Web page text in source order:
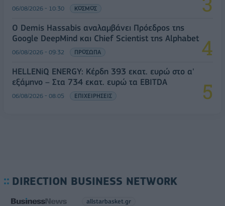
06/08/2026 - 10:30 ΚΟΣΜΟΣ
Ο Demis Hassabis αναλαμβάνει Πρόεδρος της
Google DeepMind και Chief Scientist της Alphabet
06/08/2026 - 09:32 ΠΡΟΣΩΠΑ
HELLENiQ ENERGY: Κέρδη 393 εκατ. ευρώ στο α'
εξάμηνο – Στα 734 εκατ. ευρώ τα EBITDA
06/08/2026 - 08:05 ΕΠΙΧΕΙΡΗΣΕΙΣ
DIRECTION BUSINESS NETWORK
allstarbasket.gr